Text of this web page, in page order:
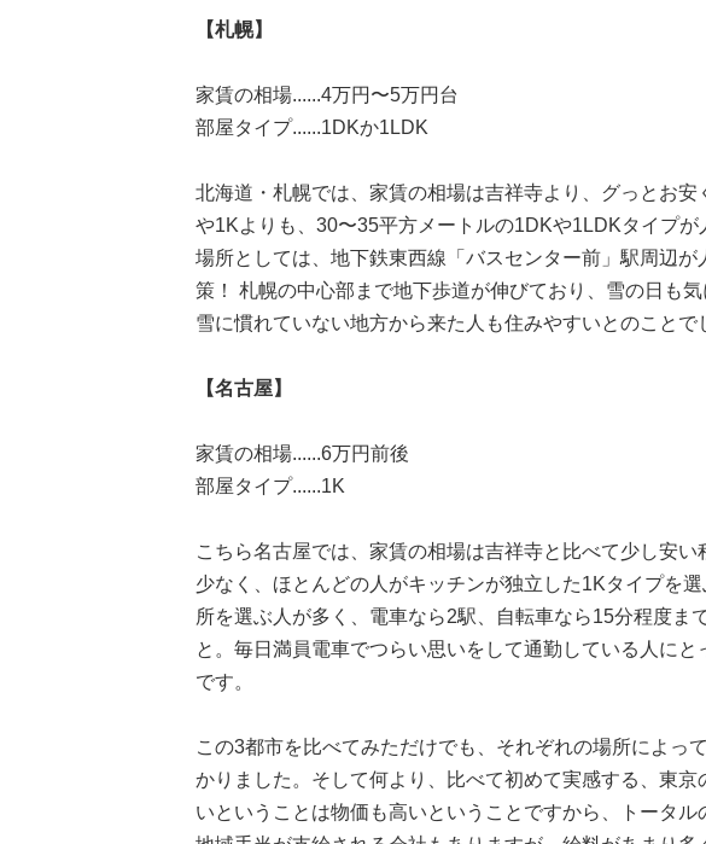
【札幌】
家賃の相場......4万円〜5万円台
部屋タイプ......1DKか1LDK
北海道・札幌では、家賃の相場は吉祥寺より、グっとお
や1Kよりも、30〜35平方メートルの1DKや1LDKタイプが
場所としては、地下鉄東西線「バスセンター前」駅周辺
策！ 札幌の中心部まで地下歩道が伸びており、雪の日も
雪に慣れていない地方から来た人も住みやすいとのことで
【名古屋】
家賃の相場......6万円前後
部屋タイプ......1K
こちら名古屋では、家賃の相場は吉祥寺と比べて少し安
少なく、ほとんどの人がキッチンが独立した1Kタイプを
所を選ぶ人が多く、電車なら2駅、自転車なら15分程度ま
と。毎日満員電車でつらい思いをして通勤している人に
です。
この3都市を比べてみただけでも、それぞれの場所によっ
かりました。そして何より、比べて初めて実感する、東
いということは物価も高いということですから、トータル